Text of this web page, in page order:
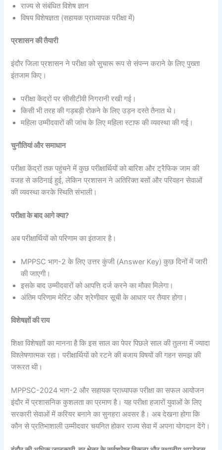
राज्य से संबंधित विशेष ज्ञान
विषय विशेषज्ञता (सहायक प्राध्यापक परीक्षा में)
प्रशासन की तैयारी
इंदौर जिला प्रशासन ने परीक्षा को सुचारू रूप से संपन्न कराने के लिए पुख्ता
इंतजाम किए।
परीक्षा केंद्रों पर सीसीटीवी निगरानी रखी गई।
किसी भी तरह की गड़बड़ी रोकने के लिए उड़न दस्ते तैनात थे।
महिला उम्मीदवारों की जांच के लिए महिला स्टाफ की व्यवस्था की गई।
चुनौतियां और समाधान
परीक्षा केंद्रों तक पहुंचने में कुछ परीक्षार्थियों को बारिश और ट्रैफिक जाम की
वजह से कठिनाई हुई, लेकिन प्रशासन ने अतिरिक्त बसों और परिवहन सेवाओं
की व्यवस्था करके स्थिति संभाली।
परीक्षा के बाद आगे क्या?
अब परीक्षार्थियों को परिणाम का इंतजार है।
MPPSC भाग-2 के लिए उत्तर कुंजी (Answer Key) कुछ दिनों में जारी
की जाएगी।
इसके बाद उम्मीदवारों को आपत्ति दर्ज करने का मौका मिलेगा।
अंतिम परिणाम मेरिट और श्रेणीवार सूची के आधार पर तैयार होगा।
विशेषज्ञों की राय
शिक्षा विशेषज्ञों का मानना है कि इस साल का पेपर पिछले साल की तुलना में ज्यादा
विश्लेषणात्मक रहा। परीक्षार्थियों को रटने की बजाय विषयों की गहन समझ की
जरूरत थी।
MPPSC-2024 भाग-2 और सहायक प्राध्यापक परीक्षा का सफल आयोजन
इंदौर में प्रशासनिक कुशलता का प्रमाण है। यह परीक्षा हजारों युवाओं के लिए
सरकारी सेवाओं में करियर बनाने का सुनहरा अवसर है। अब देखना होगा कि
कौन से प्रतिभाशाली उम्मीदवार चयनित होकर राज्य सेवा में अपना योगदान देंगे।